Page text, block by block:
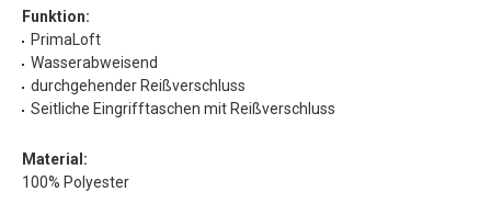
Funktion:
PrimaLoft
Wasserabweisend
durchgehender Reißverschluss
Seitliche Eingrifftaschen mit Reißverschluss
Material:
100% Polyester